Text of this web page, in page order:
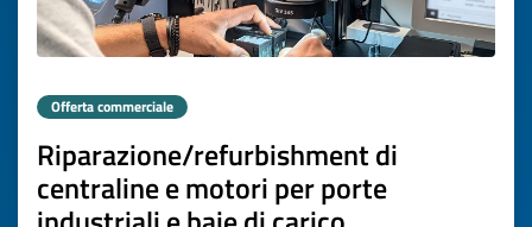
Offerta commerciale
Riparazione/refurbishment di
centraline e motori per porte